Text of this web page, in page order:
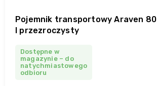
Pojemnik transportowy Araven 80
l przezroczysty
Dostępne w
magazynie – do
natychmiastowego
odbioru